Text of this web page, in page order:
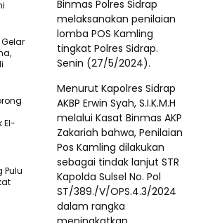
Binmas Polres Sidrap
melaksanakan penilaian
lomba POS Kamling
tingkat Polres Sidrap.
Senin (27/5/2024).
Menurut Kapolres Sidrap
AKBP Erwin Syah, S.I.K.M.H
melalui Kasat Binmas AKP
Zakariah bahwa, Penilaian
Pos Kamling dilakukan
sebagai tindak lanjut STR
Kapolda Sulsel No. Pol
ST/389./V/OPS.4.3/2024
dalam rangka
El-
Pulu